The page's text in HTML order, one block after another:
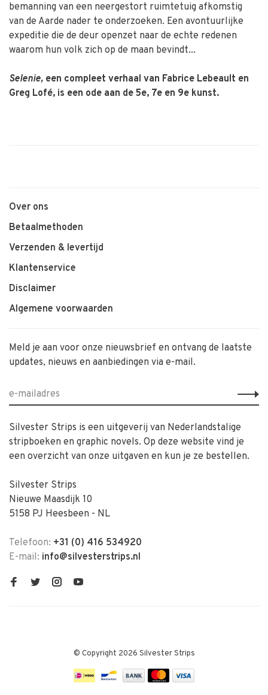
bemanning van een neergestort ruimtetuig afkomstig
van de Aarde nader te onderzoeken. Een avontuurlijke
expeditie die de deur openzet naar de echte redenen
waarom hun volk zich op de maan bevindt...
Selenie, een compleet verhaal van Fabrice Lebeault en
Greg Lofé, is een ode aan de 5e, 7e en 9e kunst.
Over ons
Betaalmethoden
Verzenden & levertijd
Klantenservice
Disclaimer
Algemene voorwaarden
Meld je aan voor onze nieuwsbrief en ontvang de laatste
updates, nieuws en aanbiedingen via e-mail.
Silvester Strips is een uitgeverij van Nederlandstalige
stripboeken en graphic novels. Op deze website vind je
een overzicht van onze uitgaven en kun je ze bestellen.
Silvester Strips
Nieuwe Maasdijk 10
5158 PJ Heesbeen - NL
Telefoon: +31 (0) 416 534920
E-mail: info@silvesterstrips.nl
© Copyright 2026 Silvester Strips